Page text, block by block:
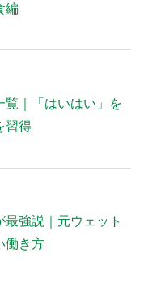
編
覧｜「はいはい」を
習得
強説｜元ウェット
働き方